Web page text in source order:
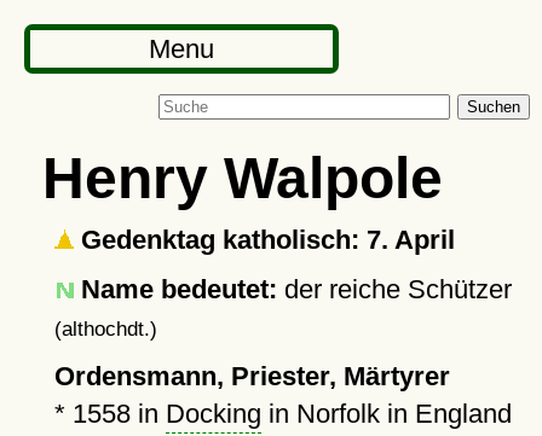
Menu
Suchen
Henry Walpole
Gedenktag katholisch: 7. April
Name bedeutet: der reiche Schützer
(althochdt.)
Ordensmann, Priester, Märtyrer
* 1558in Docking in Norfolk in England